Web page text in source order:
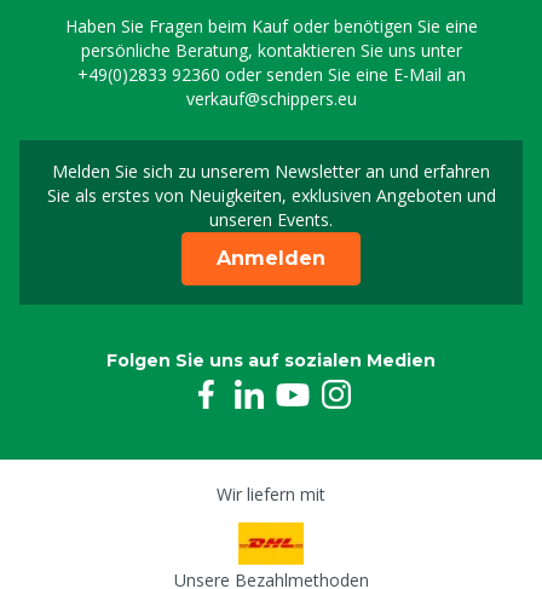
Haben Sie Fragen beim Kauf oder benötigen Sie eine
persönliche Beratung, kontaktieren Sie uns unter
+49(0)2833 92360 oder senden Sie eine E-Mail an
verkauf@schippers.eu
Melden Sie sich zu unserem Newsletter an und erfahren
Sie als erstes von Neuigkeiten, exklusiven Angeboten und
unseren Events.
Melden Sie sich für
Anmelden
Folgen Sie uns auf sozialen Medien
Wir liefern mit
Unsere Bezahlmethoden